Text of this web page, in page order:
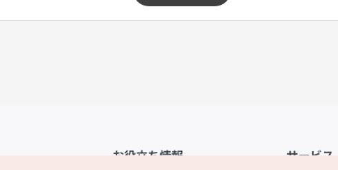
お役立ち情報 サービス